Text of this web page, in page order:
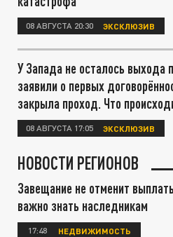
08 АВГУСТА 20:30 ЭКСКЛЮЗИВ
У Запада не осталось выхода
заявили о первых
закрыла проход. Что
08 АВГУСТА 17:05 ЭКСКЛЮЗИВ
НОВОСТИ РЕГИОНОВ
Завещание не отменит
важно знать наследникам
17:48 НЕДВИЖИМОСТЬ